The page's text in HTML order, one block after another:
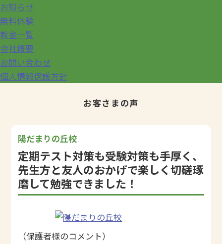
お知らせ
無料体験
教室一覧
会社概要
お問い合わせ
個人情報保護方針
お客さまの声
陽だまりの丘校
定期テスト対策も受験対策も手厚く、
先生方と友人のおかげで楽しく切磋琢
磨して勉強できました！
（保護者様のコメント）